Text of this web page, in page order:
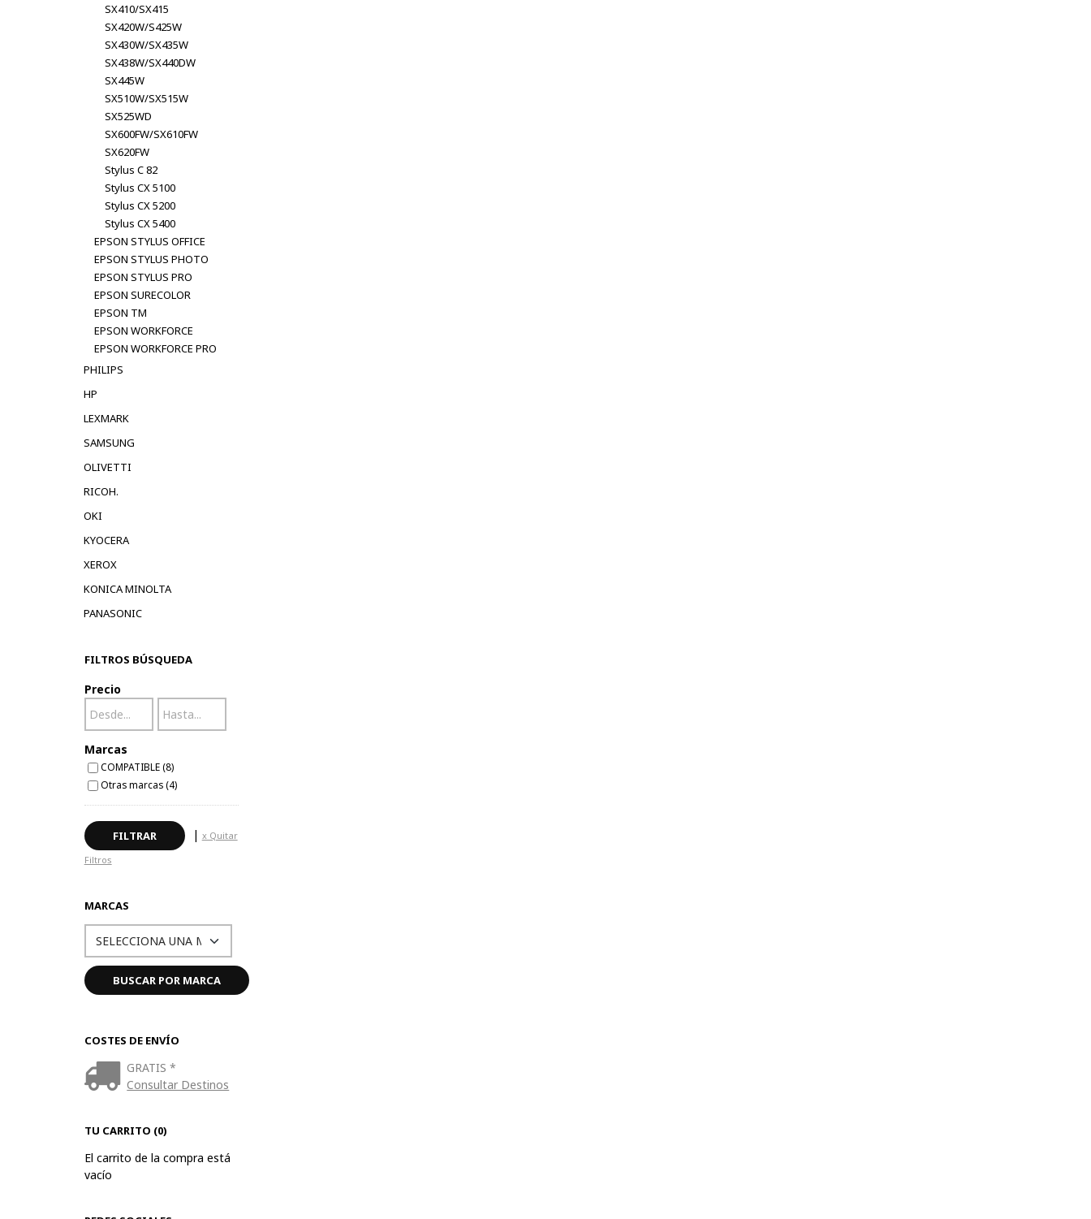
SX410/SX415
SX420W/S425W
SX430W/SX435W
SX438W/SX440DW
SX445W
SX510W/SX515W
SX525WD
SX600FW/SX610FW
SX620FW
Stylus C 82
Stylus CX 5100
Stylus CX 5200
Stylus CX 5400
EPSON STYLUS OFFICE
EPSON STYLUS PHOTO
EPSON STYLUS PRO
EPSON SURECOLOR
EPSON TM
EPSON WORKFORCE
EPSON WORKFORCE PRO
PHILIPS
HP
LEXMARK
SAMSUNG
OLIVETTI
RICOH.
OKI
KYOCERA
XEROX
KONICA MINOLTA
PANASONIC
FILTROS BÚSQUEDA
Precio
Marcas
COMPATIBLE (8)
Otras marcas (4)
| x Quitar
Filtros
MARCAS
COSTES DE ENVÍO
GRATIS *
Consultar Destinos
TU CARRITO (0)
El carrito de la compra está
vacío